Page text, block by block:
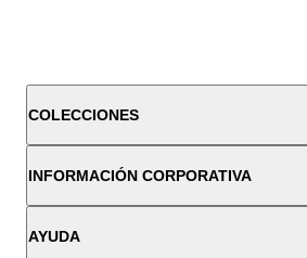
COLECCIONES
INFORMACIÓN CORPORATIVA
AYUDA